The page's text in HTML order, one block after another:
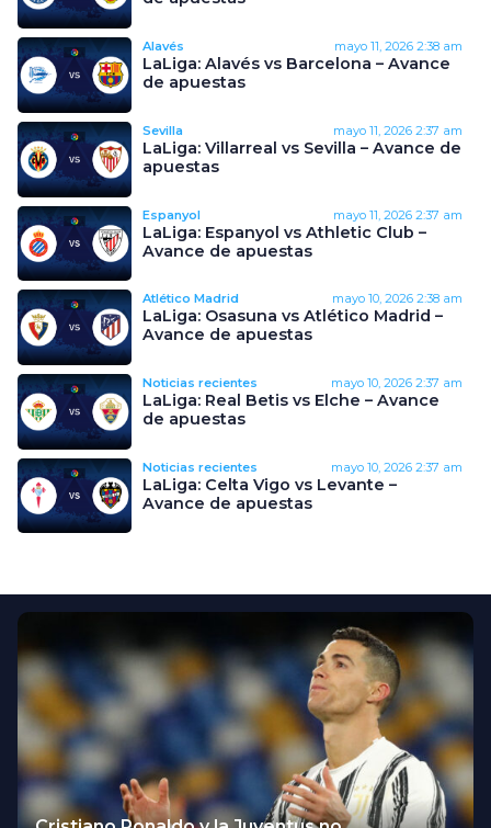
Alavés mayo 11, 2026 2:38 am
LaLiga: Alavés vs Barcelona – Avance
de apuestas
Sevilla mayo 11, 2026 2:37 am
LaLiga: Villarreal vs Sevilla – Avance de
apuestas
Espanyol mayo 11, 2026 2:37 am
LaLiga: Espanyol vs Athletic Club –
Avance de apuestas
Atlético Madrid mayo 10, 2026 2:38 am
LaLiga: Osasuna vs Atlético Madrid –
Avance de apuestas
Noticias recientes mayo 10, 2026 2:37 am
LaLiga: Real Betis vs Elche – Avance
de apuestas
Noticias recientes mayo 10, 2026 2:37 am
LaLiga: Celta Vigo vs Levante –
Avance de apuestas